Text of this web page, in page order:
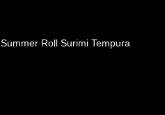
Summer Roll Surimi Tempura